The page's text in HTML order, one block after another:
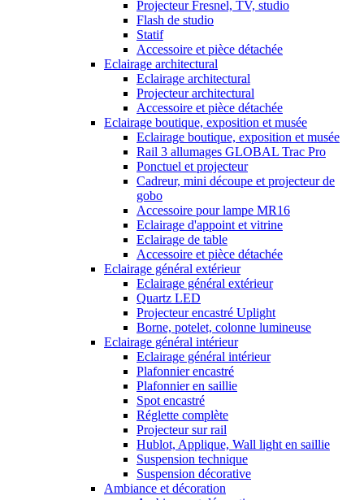
Projecteur Fresnel, TV, studio
Flash de studio
Statif
Accessoire et pièce détachée
Eclairage architectural
Eclairage architectural
Projecteur architectural
Accessoire et pièce détachée
Eclairage boutique, exposition et musée
Eclairage boutique, exposition et musée
Rail 3 allumages GLOBAL Trac Pro
Ponctuel et projecteur
Cadreur, mini découpe et projecteur de
gobo
Accessoire pour lampe MR16
Eclairage d'appoint et vitrine
Eclairage de table
Accessoire et pièce détachée
Eclairage général extérieur
Eclairage général extérieur
Quartz LED
Projecteur encastré Uplight
Borne, potelet, colonne lumineuse
Eclairage général intérieur
Eclairage général intérieur
Plafonnier encastré
Plafonnier en saillie
Spot encastré
Réglette complète
Projecteur sur rail
Hublot, Applique, Wall light en saillie
Suspension technique
Suspension décorative
Ambiance et décoration